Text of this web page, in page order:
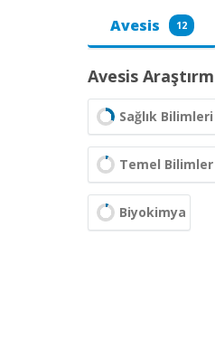
Avesis 12
Avesis
Sağlık Bilimleri
Temel Bilimler
Biyokimya